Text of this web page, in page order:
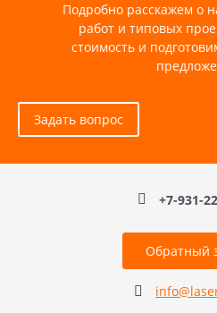
Подробно расскажем о
работ и типовых
стоимость и
Задать вопрос
+7-931-
Обратный